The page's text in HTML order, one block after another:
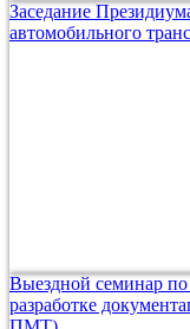
Заседание
автомобильного
Выездной семинар
разработке